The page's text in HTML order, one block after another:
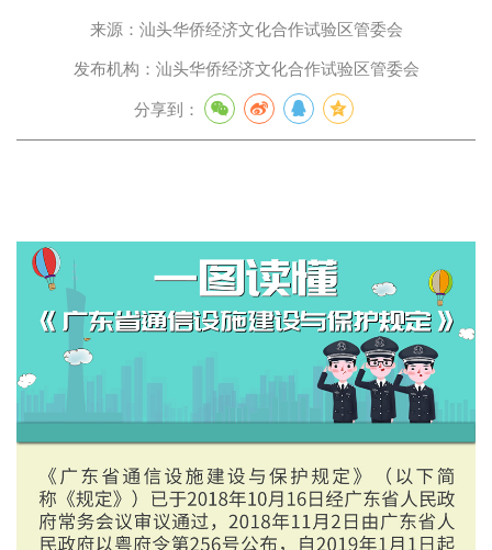
来源： 汕头华侨经济文化合作试验区管委会
发布机构： 汕头华侨经济文化合作试验区管委会
分享到：